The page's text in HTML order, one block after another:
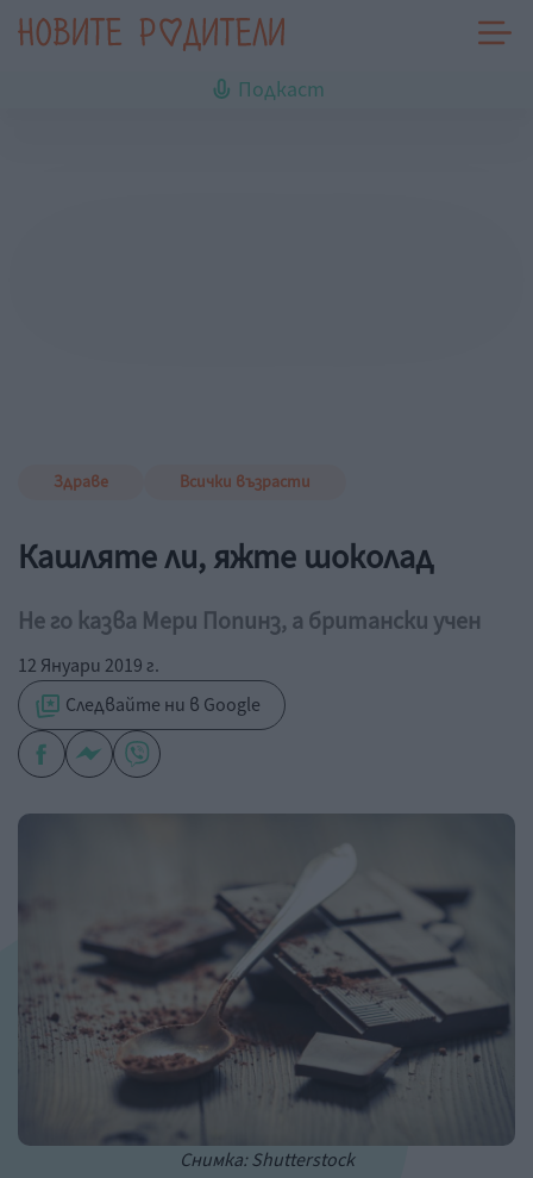
Подкаст
Здраве Всички възрасти
Кашляте ли, яжте шоколад
Не го казва Мери Попинз, а британски учен
12 Януари 2019 г.
Следвайте ни в Google
Снимка: Shutterstock